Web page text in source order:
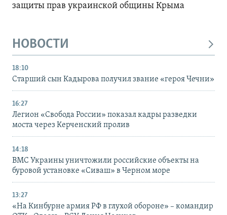
защиты прав украинской общины Крыма
НОВОСТИ
18:10
Старший сын Кадырова получил звание «героя Чечни»
16:27
Легион «Свобода России» показал кадры разведки
моста через Керченский пролив
14:18
ВМС Украины уничтожили российские объекты на
буровой установке «Сиваш» в Черном море
13:27
«На Кинбурне армия РФ в глухой обороне» – командир